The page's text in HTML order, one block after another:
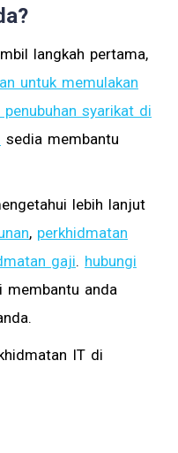
langkah pertama,
untuk memulakan
syarikat di
sedia membantu
lebih lanjut
, perkhidmatan
gaji. hubungi
membantu anda